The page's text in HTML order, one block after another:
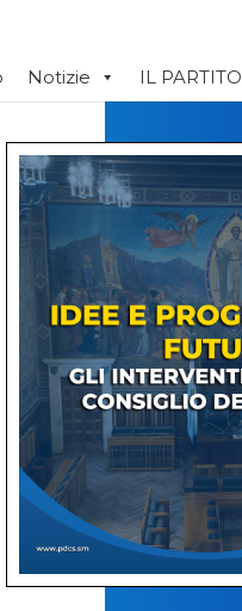
Notizie IL PARTITO